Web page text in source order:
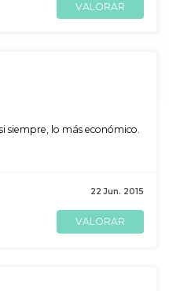
VALORAR
siempre, lo más económico.
22 Jun. 2015
VALORAR